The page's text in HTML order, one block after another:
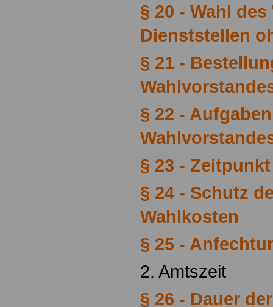
§ 20 - Wahl
Dienststellen
§ 21 -
§ 22 -
§ 23 -
§ 24 - Schutz
Wahlkosten
§ 25 -
2. Amtszeit
§ 26 - Dauer